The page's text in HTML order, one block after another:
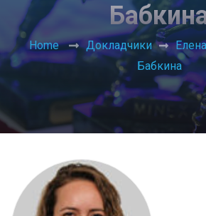
Home Докладчики
Бабкина